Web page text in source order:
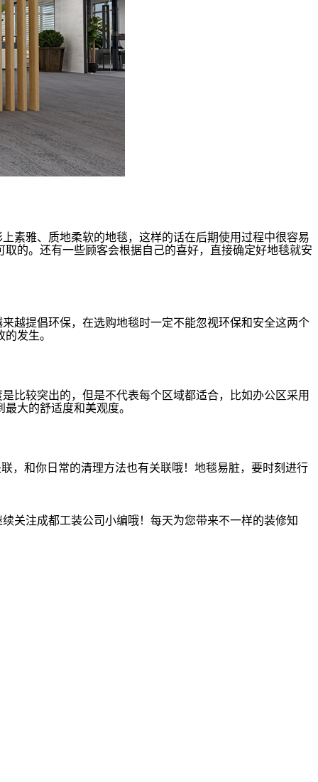
素雅、质地柔软的地毯，这样的话在后期使用过程中很容易
的。还有一些顾客会根据自己的喜好，直接确定好地毯就安
越提倡环保，在选购地毯时一定不能忽视环保和安全这两个
发生。
比较突出的，但是不代表每个区域都适合，比如办公区采用
大的舒适度和美观度。
，和你日常的清理方法也有关联哦！地毯易脏，要时刻进行
关注成都工装公司小编哦！每天为您带来不一样的装修知